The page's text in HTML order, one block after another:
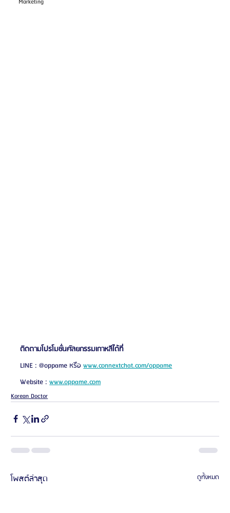
ติดตามโปรโมชั่นศัลยกรรมเกาหลีได้ที่
LINE : @oppame หรือ www.connextchat.com/oppame
Website : www.oppame.com
Korean Doctor
โพสต์ล่าสุด ดูทั้งหมด